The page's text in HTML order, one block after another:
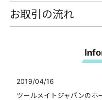
お取引の流れ
2019/04/16
ツールメイトジャパンのホ